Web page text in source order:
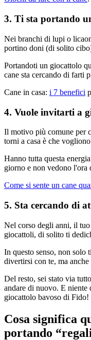
3. Ti sta portando
Nei branchi di lupi o
portino doni (di solito
Portandoti un giocattolo
cane sta cercando di farti
Cane in casa: i 7 benefici
4. Vuole invitarti a
Il motivo più comune per
torni a casa è che
Hanno tutta questa
giorno e non vedono l'ora
Come si sente un cane
5. Sta cercando di
Nel corso degli anni, il
giocattoli, di solito ti
In questo senso, non solo
divertirsi con te, ma
Del resto, sei stato via
andare di nuovo. E niente
giocattolo bavoso di Fido!
Cosa significa
portando